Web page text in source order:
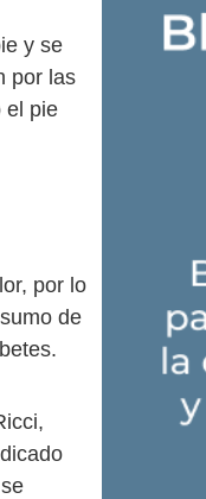
y se
por las
el pie
por lo
de